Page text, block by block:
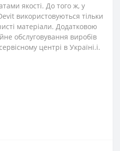
якості. До того ж, у
використовуються тільки
матеріали. Додатковою
обслуговування виробів
центрі в Україні.і.